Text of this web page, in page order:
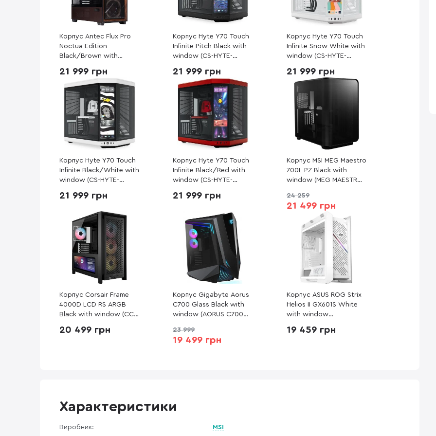
Корпус Antec Flux Pro
Noctua Edition
Black/Brown with
Noctua Edition)
21 999 грн
Корпус Hyte Y70 Touch
Infinite Pitch Black with
window (CS-HYTE-
21 999 грн
Корпус Hyte Y70 Touch
Infinite Snow White with
window (CS-HYTE-
21 999 грн
Корпус Hyte Y70 Touch
Infinite Black/White with
window (CS-HYTE-
21 999 грн
Корпус Hyte Y70 Touch
Infinite Black/Red with
window (CS-HYTE-
21 999 грн
Корпус MSI MEG Maestro
700L PZ Black with
window (MEG MAESTRO
24 259
21 499 грн
Корпус Corsair Frame
4000D LCD RS ARGB
Black with window (CC-
20 499 грн
Корпус Gigabyte Aorus
C700 Glass Black with
window (AORUS C700
23 999
19 499 грн
Корпус ASUS ROG Strix
Helios II GX601S White
with window
19 459 грн
Характеристики
Виробник: MSI